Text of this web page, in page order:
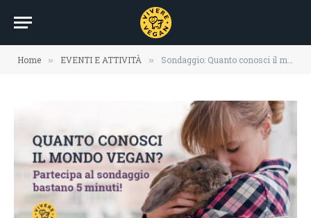
Home » EVENTI E ATTIVITÀ » Sondaggio: Quanto conosci il mondo vegan?